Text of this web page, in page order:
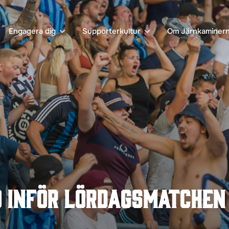
Engagera dig Supporterkultur Om
inför